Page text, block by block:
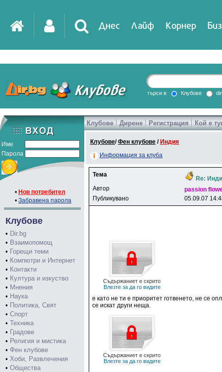
Днес Лайф Корнер
DirTV Impressio
Games
търси в Клубове
Име
Парола
• Нов потребител
• Забравена парола
Клубове
• Dir.bg
• Взаимопомощ
• Горещи теми
• Компютри и Интернет
• Контакти
• Култура и изкуство
• Мнения
• Наука
• Политика, Свят
• Спорт
• Техника
• Градове
• Религия и мистика
• Фен клубове
• Хоби, Развлечения
• Общества
Клубове Дирене Регистрация Кой е
Клубове/Фен клубове / Индия
Информация за клуба
Тема
Re:
Автор
passion
Публикувано
05.09.07
Съдържаниет е скрито
Влезте за да го видите
е като не ти е приоритет готвенето, не се
се искат други неща.
Съдържаниет е скрито
Влезте за да го видите